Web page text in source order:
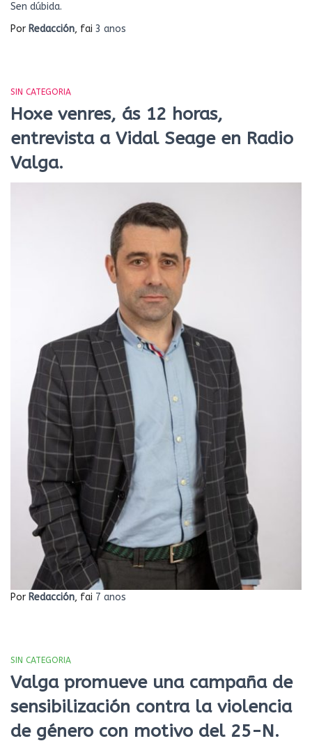
Sen dúbida.
Por Redacción, fai 3 anos
SIN CATEGORIA
Hoxe venres, ás 12 horas,
entrevista a Vidal Seage en Radio
Valga.
Por Redacción, fai 7 anos
SIN CATEGORIA
Valga promueve una campaña de
sensibilización contra la violencia
de género con motivo del 25-N.